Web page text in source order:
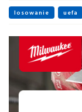
losowanie uefa